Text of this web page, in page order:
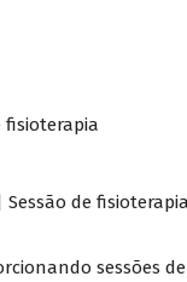
fisioterapia
de fisioterapia
sessões